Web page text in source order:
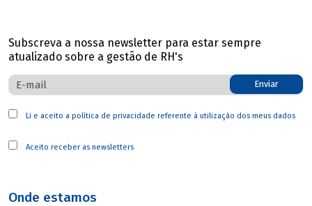
Subscreva a nossa newsletter para estar sempre
atualizado sobre a gestão de RH's
Enviar
Li e aceito a política de privacidade referente à utilização dos meus dados
Aceito receber as newsletters
Onde estamos